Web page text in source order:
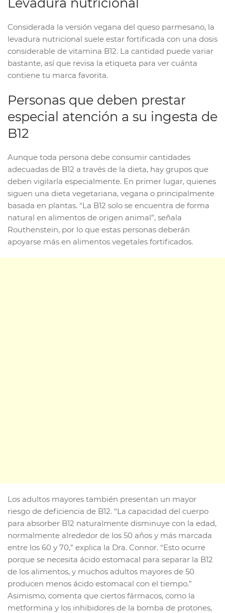
Considerada la versión vegana del queso parmesano, la
levadura nutricional suele estar fortificada con una dosis
considerable de vitamina B12. La cantidad puede variar
bastante, así que revisa la etiqueta para ver cuánta
contiene tu marca favorita.
Personas que deben prestar
especial atención a su ingesta de
B12
Aunque toda persona debe consumir cantidades
adecuadas de B12 a través de la dieta, hay grupos que
deben vigilarla especialmente. En primer lugar, quienes
siguen una dieta vegetariana, vegana o principalmente
basada en plantas. “La B12 solo se encuentra de forma
natural en alimentos de origen animal”, señala
Routhenstein, por lo que estas personas deberán
apoyarse más en alimentos vegetales fortificados.
Los adultos mayores también presentan un mayor
riesgo de deficiencia de B12. “La capacidad del cuerpo
para absorber B12 naturalmente disminuye con la edad,
normalmente alrededor de los 50 años y más marcada
entre los 60 y 70,” explica la Dra. Connor. “Esto ocurre
porque se necesita ácido estomacal para separar la B12
de los alimentos, y muchos adultos mayores de 50
producen menos ácido estomacal con el tiempo.”
Asimismo, comenta que ciertos fármacos, como la
metformina y los inhibidores de la bomba de protones,